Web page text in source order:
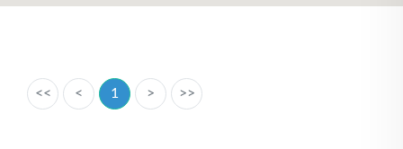
<< < 1 > >>